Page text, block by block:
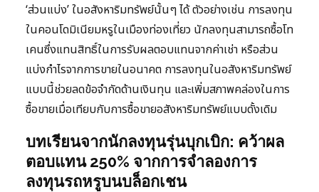
‘ส่วนแบ่ง’ ในอสังหาริมทรัพย์นั้นๆ ได้ ตัวอย่างเช่น การลงทุน
ในคอนโดมิเนียมหรูในเมืองท่องเที่ยว นักลงทุนสามารถซื้อโท
เคนซึ่งแทนสิทธิ์ในการรับผลตอบแทนจากค่าเช่า หรือส่วน
แบ่งกำไรจากการขายในอนาคต การลงทุนในอสังหาริมทรัพย์
แบบนี้ช่วยลดข้อจำกัดด้านเงินทุน และเพิ่มสภาพคล่องในการ
ซื้อขายเมื่อเทียบกับการซื้อขายอสังหาริมทรัพย์แบบดั้งเดิม
บทเรียนจากนักลงทุนรุ่นบุกเบิก: คว้าผล
ตอบแทน 250% จากการจำลองการ
ลงทุนรถหรูบนบล็อกเชน